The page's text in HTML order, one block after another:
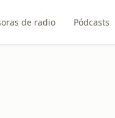
de radio Pódcasts